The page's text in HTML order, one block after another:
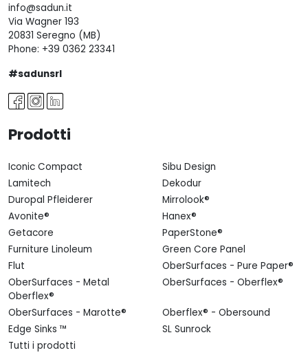
info@sadun.it
Via Wagner 193
20831 Seregno (MB)
Phone: +39 0362 23341
#sadunsrl
Prodotti
Iconic Compact
Sibu Design
Lamitech
Dekodur
Duropal Pfleiderer
Mirrolook®
Avonite®
Hanex®
Getacore
PaperStone®
Furniture Linoleum
Green Core Panel
Flut
OberSurfaces - Pure Paper®
OberSurfaces - Metal
Oberflex®
OberSurfaces - Oberflex®
OberSurfaces - Marotte®
Oberflex® - Obersound
Edge Sinks ™
SL Sunrock
Tutti i prodotti